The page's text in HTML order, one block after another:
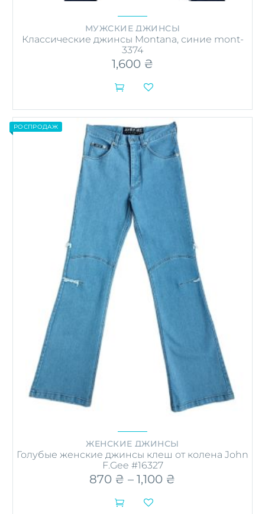
МУЖСКИЕ ДЖИНСЫ
Классические джинсы Montana, синие mont-
3374
1,600 ₴

товар
имеет
несколько
вариаций.
Опции
можно
выбрать
странице
товара.

РОСПРОДАЖ
ЖЕНСКИЕ ДЖИНСЫ
Голубые женские джинсы клеш от колена John
F.Gee #16327
870 ₴ – 1,100 ₴
 